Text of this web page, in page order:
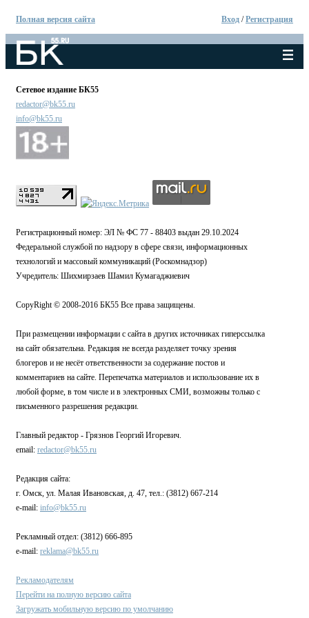
Полная версия сайта Вход /Регистрация
Сетевое издание БК55
redactor@bk55.ru
info@bk55.ru
Регистрационный номер: ЭЛ № ФС 77 - 88403 выдан 29.10.2024
Федеральной службой по надзору в сфере связи, информационных
технологий и массовый коммуникаций (Роскомнадзор)
Учредитель: Шихмирзаев Шамил Кумагаджиевич
CopyRight © 2008-2016 БК55 Все права защищены.
При размещении информации с сайта в других источниках гиперссылка
на сайт обязательна. Редакция не всегда разделяет точку зрения
блогеров и не несёт ответственности за содержание постов и
комментариев на сайте. Перепечатка материалов и использование их в
любой форме, в том числе и в электронных СМИ, возможны только с
письменного разрешения редакции.
Главный редактор - Грязнов Георгий Игоревич.
email: redactor@bk55.ru
Редакция сайта:
г. Омск, ул. Малая Ивановская, д. 47, тел.: (3812) 667-214
e-mail: info@bk55.ru
Рекламный отдел: (3812) 666-895
e-mail: reklama@bk55.ru
Рекламодателям
Перейти на полную версию сайта
Загружать мобильную версию по умолчанию